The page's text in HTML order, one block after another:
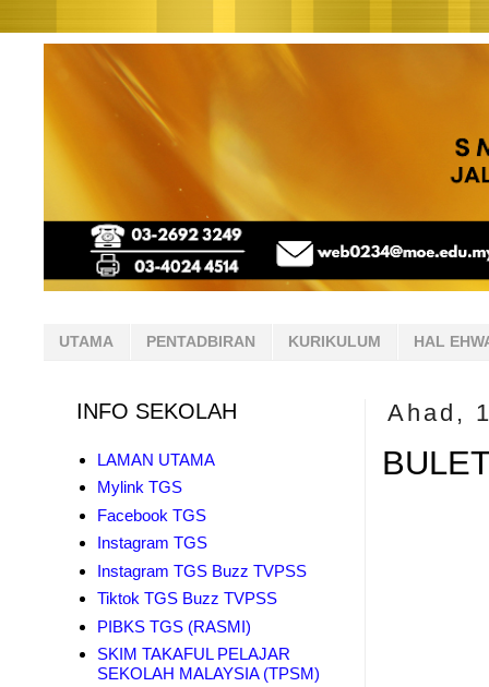
UTAMA PENTADBIRAN KURIKULUM HAL
Ahad,
INFO SEKOLAH
LAMAN UTAMA
Mylink TGS
Facebook TGS
Instagram TGS
Instagram TGS Buzz TVPSS
Tiktok TGS Buzz TVPSS
PIBKS TGS (RASMI)
SKIM TAKAFUL PELAJAR
SEKOLAH MALAYSIA (TPSM)